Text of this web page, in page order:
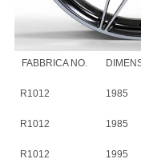
FABBRICA NO.
R1012 1985
R1012 1985
R1012 1995